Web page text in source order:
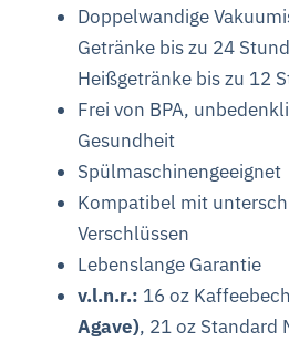
Doppelwandige
Getränke bis zu 24
Heißgetränke bis zu 12
Frei von BPA,
Gesundheit
Spülmaschinengeeignet
Kompatibel mit
Verschlüssen
Lebenslange Garantie
v.l.n.r.: 16 oz
Agave), 21 oz Standard